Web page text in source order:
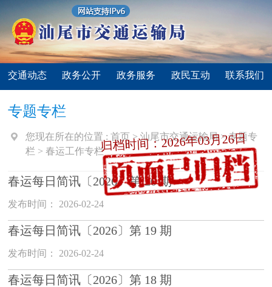
归档时间：2026年03月26日
交通动态 政务公开 政务服务 政民互动 联系我们
专题专栏
您现在所在的位置 :首页 >汕尾市交通运输局>专题专
栏 >春运工作专栏
春运每日简讯〔2026〕第 20 期
发布时间： 2026-02-24
春运每日简讯〔2026〕第 19 期
发布时间： 2026-02-24
春运每日简讯〔2026〕第 18 期